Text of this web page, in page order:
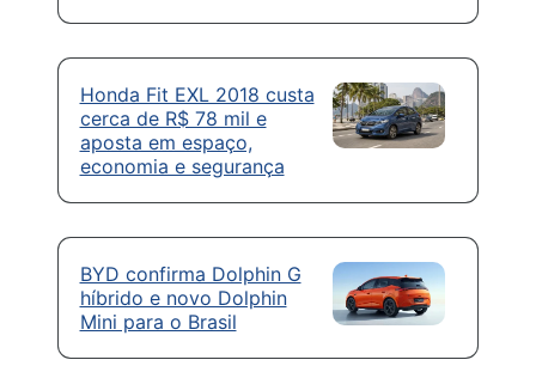
Honda Fit EXL 2018 custa
cerca de R$ 78 mil e
aposta em espaço,
economia e segurança
BYD confirma Dolphin G
híbrido e novo Dolphin
Mini para o Brasil